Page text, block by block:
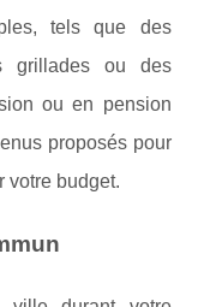
tels que des
grillades ou des
ou en pension
proposés pour
votre budget.